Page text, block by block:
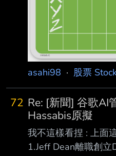
出，iPhone 17系列
週就會提前漲價。
漲？ 中國微博知名
asahi98 · 股票
72 Re: [新聞] 谷歌AI
Hassabis原擬
我不這樣看捏 : 上面
1.Jeff Dean離職創立